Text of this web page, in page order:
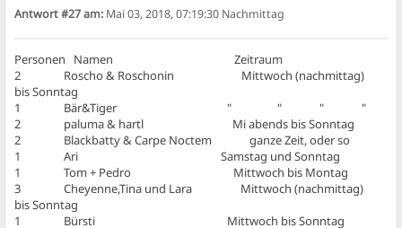
Antwort #27 am: Mai 03, 2018, 07:19:30 Nachmittag
Personen Namen Zeitraum
2 Roscho & Roschonin Mittwoch (nachmittag)
bis Sonntag
1 Bär&Tiger " " " "
2 paluma & hartl Mi abends bis Sonntag
2 Blackbatty & Carpe Noctem ganze Zeit, oder so
1 Ari Samstag und Sonntag
1 Tom + Pedro Mittwoch bis Montag
3 Cheyenne,Tina und Lara Mittwoch (nachmittag)
bis Sonntag
1 Bürsti Mittwoch bis Sonntag